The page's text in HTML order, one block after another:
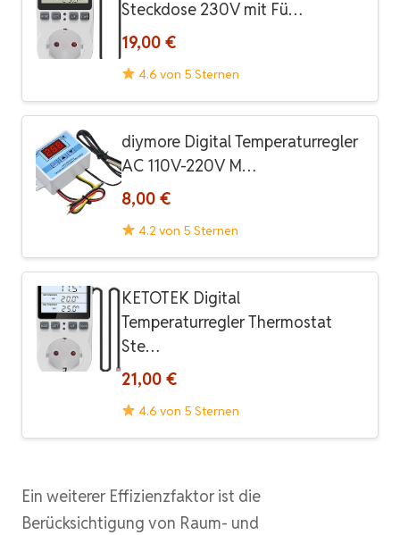
Steckdose 230V mit Fü…
19,00 €
4.6 von 5 Sternen
diymore Digital Temperaturregler
AC 110V-220V M…
8,00 €
4.2 von 5 Sternen
KETOTEK Digital
Temperaturregler Thermostat
Ste…
21,00 €
4.6 von 5 Sternen
Ein weiterer Effizienzfaktor ist die
Berücksichtigung von Raum- und